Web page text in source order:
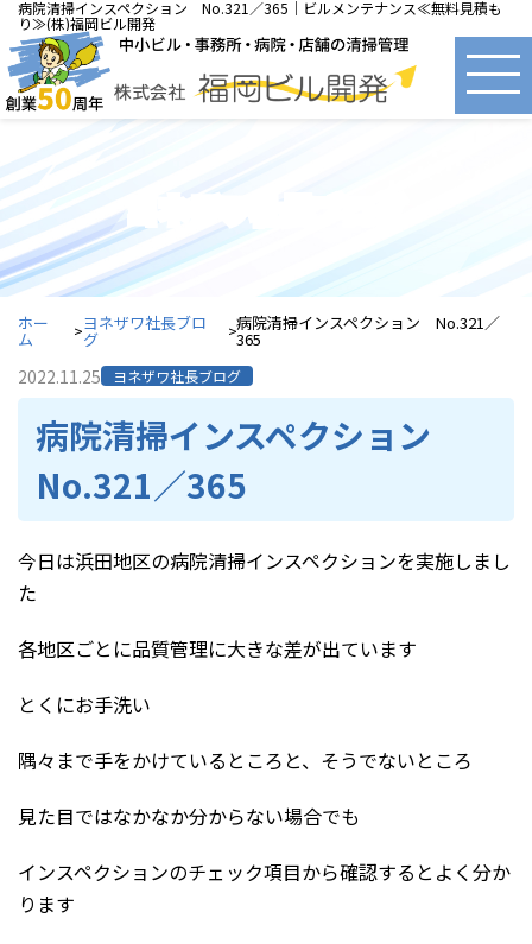
病院清掃インスペクション No.321／365｜ビルメンテナンス≪無料見積も
り≫(株)福岡ビル開発
ヨネザワ社長ブログ
ホー
ム
ヨネザワ社長ブロ
グ
病院清掃インスペクション No.321／
365
2022.11.25 ヨネザワ社長ブログ
病院清掃インスペクション
No.321／365
今日は浜田地区の病院清掃インスペクションを実施しまし
た
各地区ごとに品質管理に大きな差が出ています
とくにお手洗い
隅々まで手をかけているところと、そうでないところ
見た目ではなかなか分からない場合でも
インスペクションのチェック項目から確認するとよく分か
ります